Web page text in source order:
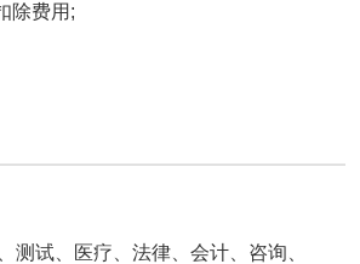
除费用;
试、医疗、法律、会计、咨询、